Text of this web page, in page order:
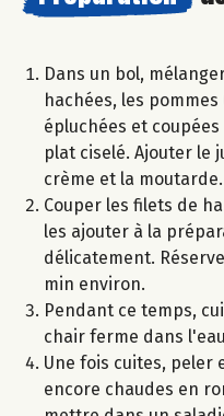
Dans un bol,
hachées, les
épluchées et
plat ciselé. Ajouter le
crème et la moutarde.
Couper les filets de
les ajouter à la
délicatement.
min environ.
Pendant ce temps,
chair ferme dans
Une fois cuites, peler
encore chaudes en